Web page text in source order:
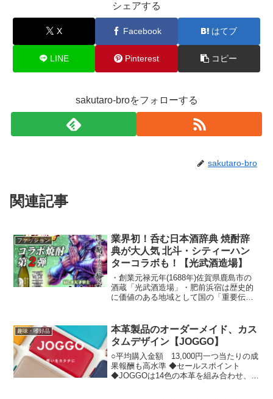
シェアする
X Facebook はてブ
LINE Pinterest コピー
sakutaro-broをフォローする
sakutaro-bro
関連記事
ファッション
業界初！呑む日本酒辞典 焼酎辞
典が大人気 北斗・シティーハン
ターコラボも！【光武酒造場】
・創業元禄元年(1688年)佐賀県鹿島市の
酒蔵「光武酒造場」・肥前浜宿は歴史的
に価値のある地域として国の「重要伝統
「外国人に喜ばれるお土産ランキング」
でも佐賀の日本酒が選ばれました。・
「伝統の中からの革新」を合言葉に、昔
からの酒造りの伝統は守りながら、常に
新しいことにも挑戦していきます。「北
斗の拳」とのコラボなどユニークな商品
趣味・嗜好品
本革製品のオーダーメイド、カス
タムデザイン【JOGGO】
○平均購入金額 13,000円一つ当たりの成
果報酬も高水準 ◆セールスポイント
◆JOGGOは14色の本革を組み合わせ、世